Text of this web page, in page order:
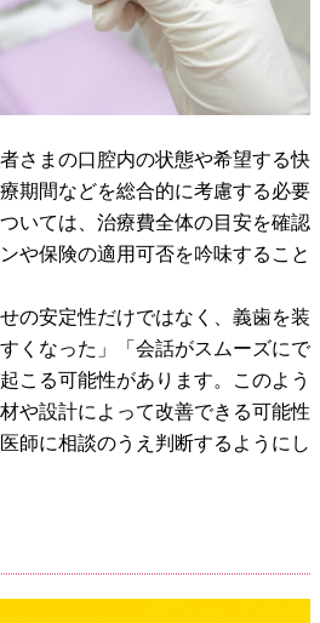
さまの口腔内の状態や希望する快
期間などを総合的に考慮する必要
いては、治療費全体の目安を確認
や保険の適用可否を吟味すること
の安定性だけではなく、義歯を装
くなった」「会話がスムーズにで
こる可能性があります。このよう
や設計によって改善できる可能性
師に相談のうえ判断するようにし